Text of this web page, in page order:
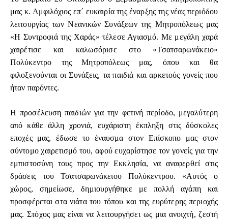
μας κ. Αμφιλόχιος επ΄ ευκαιρία της έναρξης της νέας περιόδου
λειτουργίας των Νεανικών Συνάξεων της Μητροπόλεως μας
«Η Συντροφιά της Χαράς» τέλεσε Αγιασμό. Με μεγάλη χαρά
χαιρέτισε και καλωσόρισε στο «Τσατσαρωνάκειο»
Πολύκεντρο της Μητροπόλεως μας, όπου και θα
φιλοξενούνται οι Συνάξεις, τα παιδιά και αρκετούς γονείς που
ήταν παρόντες.
Η προσέλευση παιδιών για την φετινή περίοδο, μεγαλύτερη
από κάθε άλλη χρονιά, ευχάριστη έκπληξη στις δύσκολες
εποχές μας, έδωσε το έναυσμα στον Επίσκοπο μας στον
σύντομο χαιρετισμό του, αφού ευχαρίστησε τον γονείς για την
εμπιστοσύνη τους προς την Εκκλησία, να αναφερθεί στις
δράσεις του Τσατσαρωνάκειου Πολύκεντρου. «Αυτός ο
χώρος, σημείωσε, δημιουργήθηκε με πολλή αγάπη και
προσφέρεται στα νιάτα του τόπου και της ευρύτερης περιοχής
μας. Στόχος μας είναι να λειτουργήσει ως μια ανοιχτή, ζεστή